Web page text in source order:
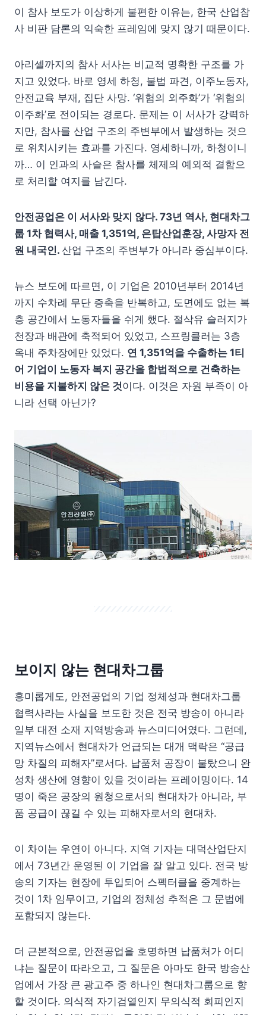
이 참사 보도가 이상하게 불편한 이유는, 한국 산업참
사 비판 담론의 익숙한 프레임에 맞지 않기 때문이다.
아리셀까지의 참사 서사는 비교적 명확한 구조를 가
지고 있었다. 바로 영세 하청, 불법 파견, 이주노동자,
안전교육 부재, 집단 사망. ‘위험의 외주화’가 ‘위험의
이주화’로 전이되는 경로다. 문제는 이 서사가 강력하
지만, 참사를 산업 구조의 주변부에서 발생하는 것으
로 위치시키는 효과를 가진다. 영세하니까, 하청이니
까… 이 인과의 사슬은 참사를 체제의 예외적 결함으
로 처리할 여지를 남긴다.
안전공업은 이 서사와 맞지 않다. 73년 역사, 현대차그
룹 1차 협력사, 매출 1,351억, 은탑산업훈장, 사망자 전
원 내국인. 산업 구조의 주변부가 아니라 중심부이다.
뉴스 보도에 따르면, 이 기업은 2010년부터 2014년
까지 수차례 무단 증축을 반복하고, 도면에도 없는 복
층 공간에서 노동자들을 쉬게 했다. 절삭유 슬러지가
천장과 배관에 축적되어 있었고, 스프링클러는 3층
옥내 주차장에만 있었다. 연 1,351억을 수출하는 1티
어 기업이 노동자 복지 공간을 합법적으로 건축하는
비용을 지불하지 않은 것이다. 이것은 자원 부족이 아
니라 선택 아닌가?
보이지 않는 현대차그룹
흥미롭게도, 안전공업의 기업 정체성과 현대차그룹
협력사라는 사실을 보도한 것은 전국 방송이 아니라
일부 대전 소재 지역방송과 뉴스미디어였다. 그런데,
지역뉴스에서 현대차가 언급되는 대개 맥락은 “공급
망 차질의 피해자”로서다. 납품처 공장이 불탔으니 완
성차 생산에 영향이 있을 것이라는 프레이밍이다. 14
명이 죽은 공장의 원청으로서의 현대차가 아니라, 부
품 공급이 끊길 수 있는 피해자로서의 현대차.
이 차이는 우연이 아니다. 지역 기자는 대덕산업단지
에서 73년간 운영된 이 기업을 잘 알고 있다. 전국 방
송의 기자는 현장에 투입되어 스펙터클을 중계하는
것이 1차 임무이고, 기업의 정체성 추적은 그 문법에
포함되지 않는다.
더 근본적으로, 안전공업을 호명하면 납품처가 어디
냐는 질문이 따라오고, 그 질문은 아마도 한국 방송산
업에서 가장 큰 광고주 중 하나인 현대차그룹으로 향
할 것이다. 의식적 자기검열인지 무의식적 회피인지